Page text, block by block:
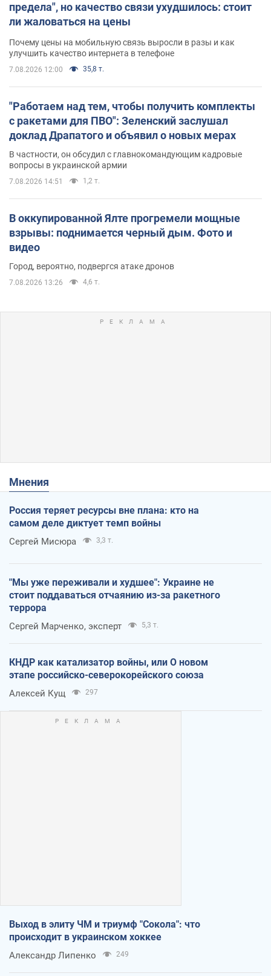
предела", но качество связи ухудшилось: стоит
ли жаловаться на цены
Почему цены на мобильную связь выросли в разы и как
улучшить качество интернета в телефоне
7.08.2026 12:00 35,8 т.
"Работаем над тем, чтобы получить комплекты
с ракетами для ПВО": Зеленский заслушал
доклад Драпатого и объявил о новых мерах
В частности, он обсудил с главнокомандующим кадровые
вопросы в украинской армии
7.08.2026 14:51 1,2 т.
В оккупированной Ялте прогремели мощные
взрывы: поднимается черный дым. Фото и
видео
Город, вероятно, подвергся атаке дронов
7.08.2026 13:26 4,6 т.
Мнения
Россия теряет ресурсы вне плана: кто на
самом деле диктует темп войны
Сергей Мисюра 3,3 т.
"Мы уже переживали и худшее": Украине не
стоит поддаваться отчаянию из-за ракетного
террора
Сергей Марченко, эксперт 5,3 т.
КНДР как катализатор войны, или О новом
этапе российско-северокорейского союза
Алексей Кущ 297
Выход в элиту ЧМ и триумф "Сокола": что
происходит в украинском хоккее
Александр Липенко 249